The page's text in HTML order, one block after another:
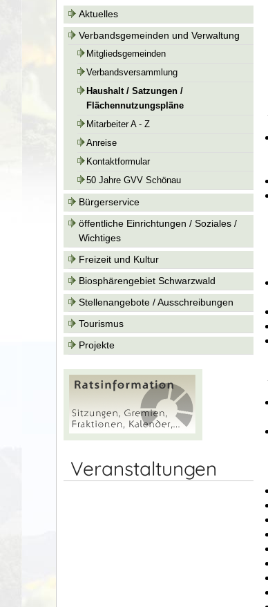
Aktuelles
Verbandsgemeinden und Verwaltung
Mitgliedsgemeinden
Verbandsversammlung
Haushalt / Satzungen /
Flächennutzungspläne
Mitarbeiter A - Z
Anreise
Kontaktformular
50 Jahre GVV Schönau
Bürgerservice
öffentliche Einrichtungen / Soziales /
Wichtiges
Freizeit und Kultur
Biosphärengebiet Schwarzwald
Stellenangebote / Ausschreibungen
Tourismus
Projekte
Veranstaltungen